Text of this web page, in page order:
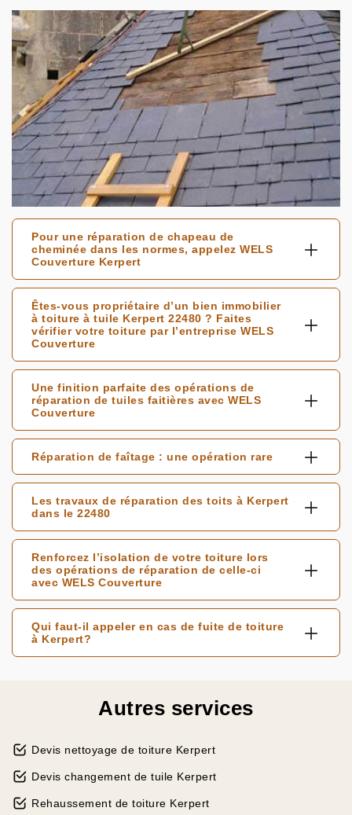
Pour une réparation de chapeau de
cheminée dans les normes, appelez WELS
Couverture Kerpert
Êtes-vous propriétaire d’un bien immobilier
à toiture à tuile Kerpert 22480 ? Faites
vérifier votre toiture par l’entreprise WELS
Couverture
Une finition parfaite des opérations de
réparation de tuiles faitières avec WELS
Couverture
Réparation de faîtage : une opération rare
Les travaux de réparation des toits à Kerpert
dans le 22480
Renforcez l’isolation de votre toiture lors
des opérations de réparation de celle-ci
avec WELS Couverture
Qui faut-il appeler en cas de fuite de toiture
à Kerpert?
Autres services
Devis nettoyage de toiture Kerpert
Devis changement de tuile Kerpert
Rehaussement de toiture Kerpert